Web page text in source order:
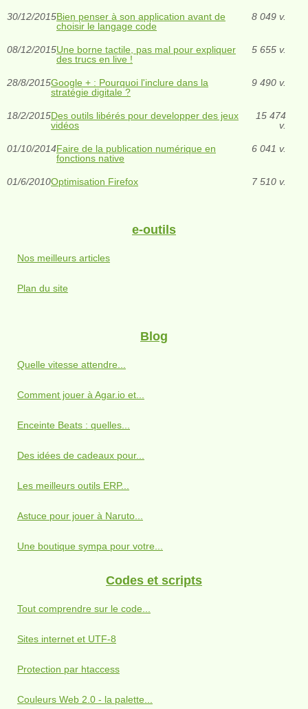
30/12/2015Bien penser à son application avant de
choisir le langage code
8 049 v.
08/12/2015Une borne tactile, pas mal pour expliquer
des trucs en live !
5 655 v.
28/8/2015Google + : Pourquoi l'inclure dans la
stratégie digitale ?
9 490 v.
18/2/2015Des outils libérés pour developper des jeux
vidéos
15 474
v.
01/10/2014Faire de la publication numérique en
fonctions native
6 041 v.
01/6/2010Optimisation Firefox 7 510 v.
e-outils
Nos meilleurs articles
Plan du site
Blog
Quelle vitesse attendre...
Comment jouer à Agar.io et...
Enceinte Beats : quelles...
Des idées de cadeaux pour...
Les meilleurs outils ERP...
Astuce pour jouer à Naruto...
Une boutique sympa pour votre...
Codes et scripts
Tout comprendre sur le code...
Sites internet et UTF-8
Protection par htaccess
Couleurs Web 2.0 - la palette...